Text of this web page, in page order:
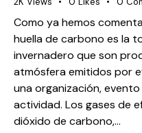
Como ya hemos
huella de carbono es la
invernadero que son
atmósfera emitidos por
una organización,
actividad. Los gases de
dióxido de carbono,…